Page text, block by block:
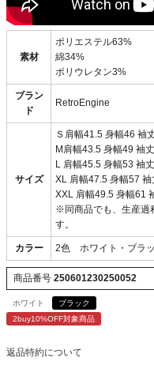
素材
ポリエステル63%
綿34%
ポリウレタン3%
ブラン
ド
RetroEngine
サイズ
Ｓ肩幅41.5 身幅46 袖
M肩幅43.5 身幅49 袖
L 肩幅45.5 身幅53 袖
XL 肩幅47.5 身幅57
XXL 肩幅49.5 身幅61
※同商品でも、生産過
す。
カラー 2色 ホワイト・ブラ
商品番号 250601230250052
ホワイト
ブラック
2buy10%OFF対象商品
返品特約について